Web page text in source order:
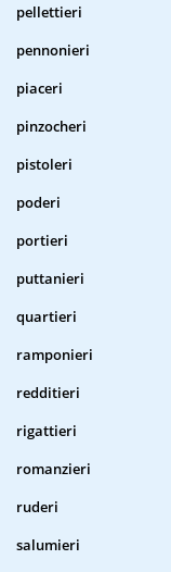
pellettieri
pennonieri
piaceri
pinzocheri
pistoleri
poderi
portieri
puttanieri
quartieri
ramponieri
redditieri
rigattieri
romanzieri
ruderi
salumieri